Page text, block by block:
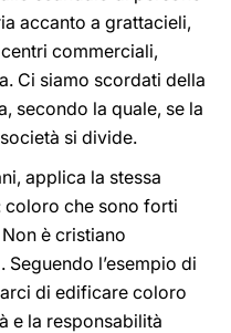
accanto a grattacieli,
commerciali,
Ci siamo scordati della
secondo la quale, se la
si divide.
applica la stessa
coloro che sono forti
è cristiano
Seguendo l’esempio di
di edificare coloro
e la responsabilità